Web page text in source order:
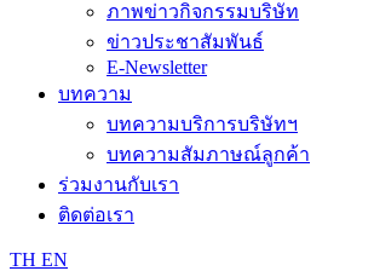
ภาพข่าวกิจกรรมบริษัท
ข่าวประชาสัมพันธ์
E-Newsletter
บทความ
บทความบริการบริษัทฯ
บทความสัมภาษณ์ลูกค้า
ร่วมงานกับเรา
ติดต่อเรา
TH EN